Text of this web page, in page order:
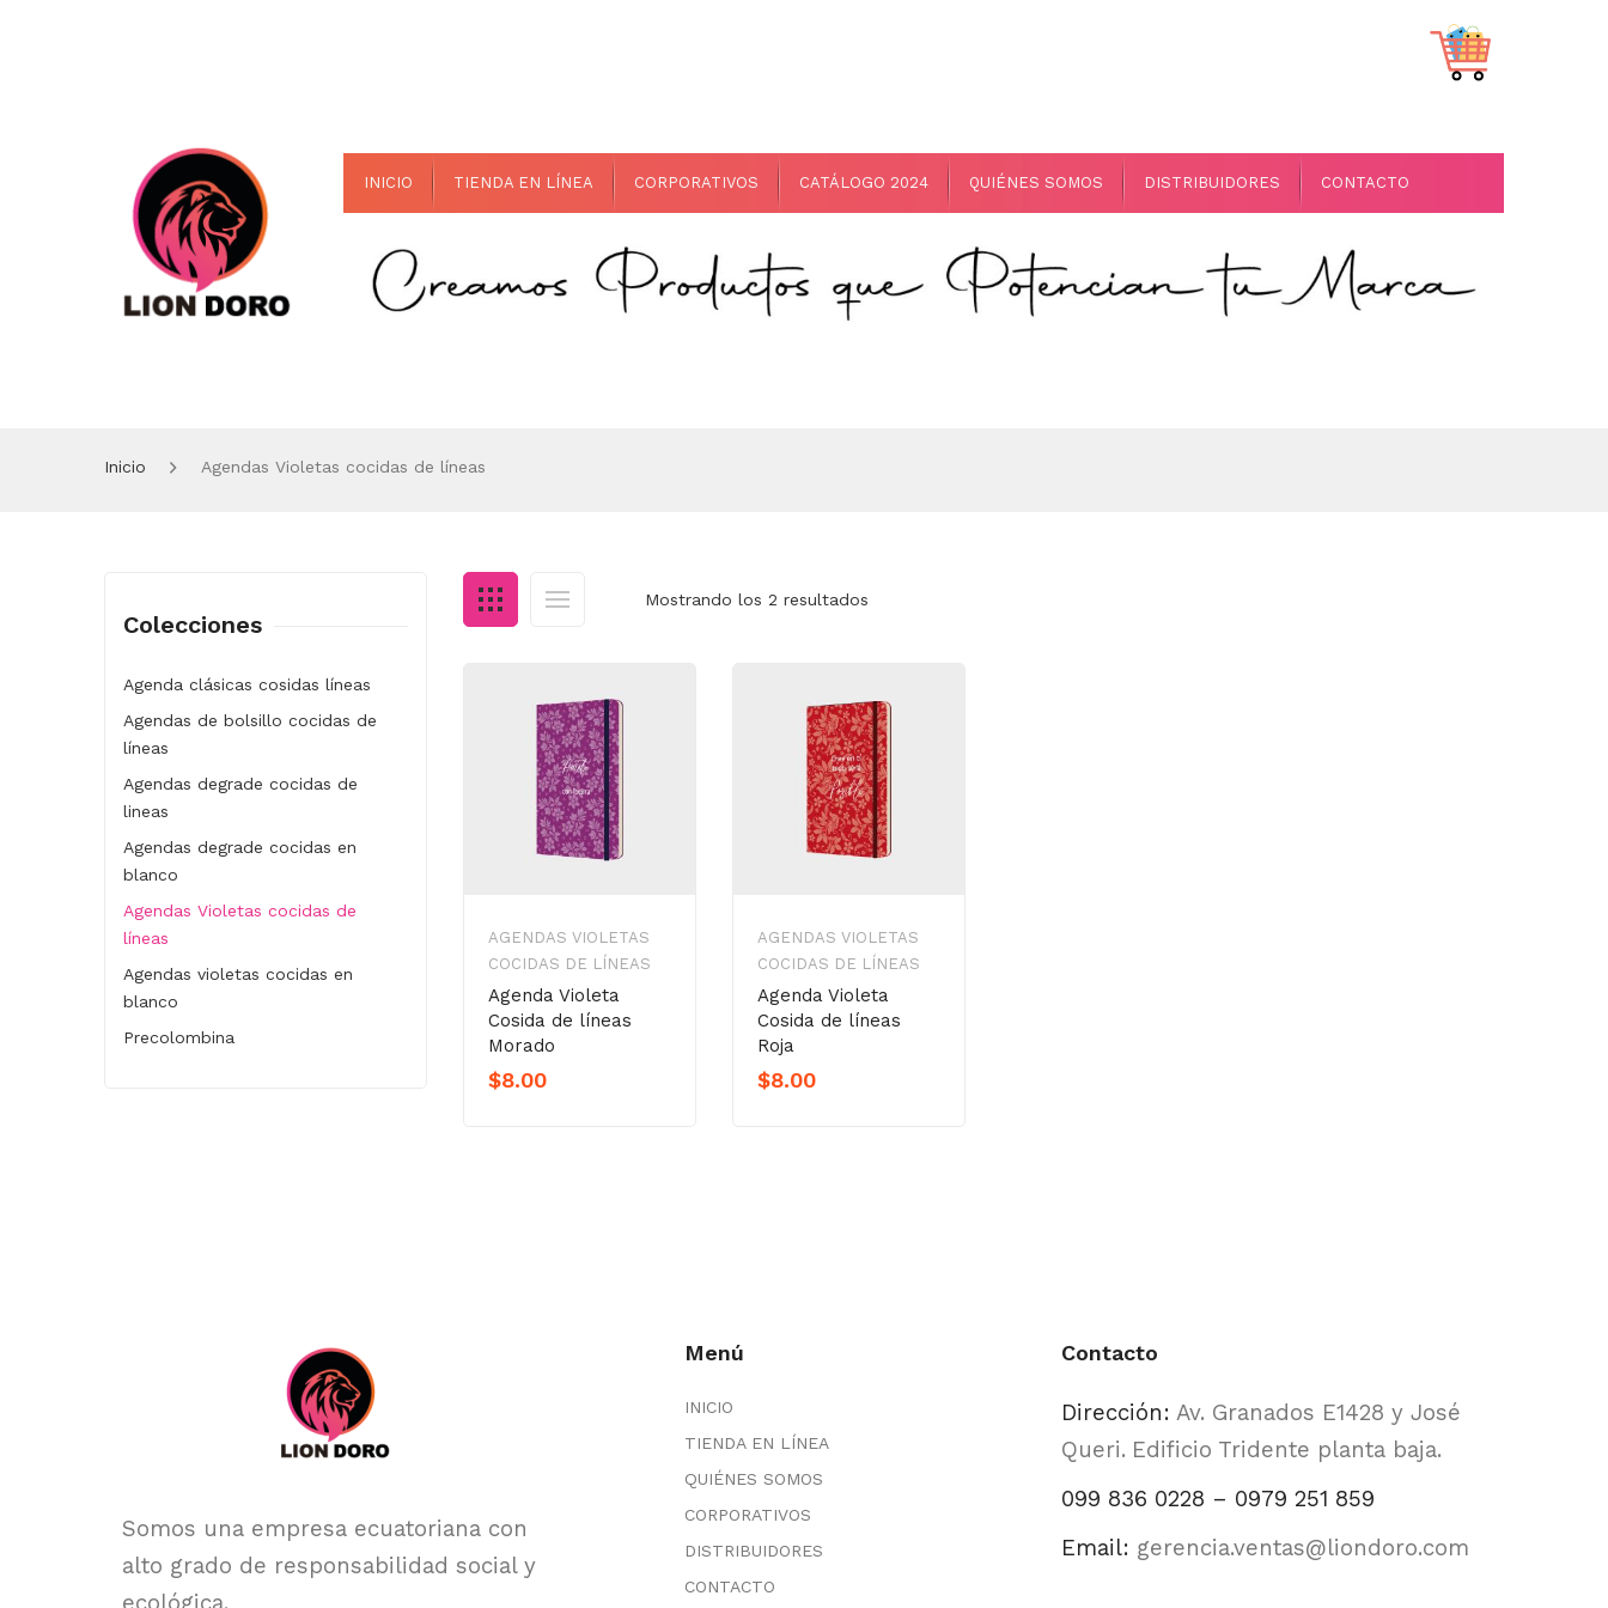
INICIO TIENDA EN LÍNEA CORPORATIVOS CATÁLOGO 2024 QUIÉNES SOMOS DISTRIBUIDORES CONTACTO
Inicio Agendas Violetas cocidas de líneas
Mostrando los 2 resultados
AGENDAS VIOLETAS
COCIDAS DE LÍNEAS
Agenda Violeta
Cosida de líneas
Morado
$8.00
AGENDAS VIOLETAS
COCIDAS DE LÍNEAS
Agenda Violeta
Cosida de líneas
Roja
$8.00
Colecciones
Agenda clásicas cosidas líneas
Agendas de bolsillo cocidas de
líneas
Agendas degrade cocidas de
lineas
Agendas degrade cocidas en
blanco
Agendas Violetas cocidas de
líneas
Agendas violetas cocidas en
blanco
Precolombina
Somos una empresa ecuatoriana con
alto grado de responsabilidad social y
Menú
INICIO
TIENDA EN LÍNEA
QUIÉNES SOMOS
CORPORATIVOS
DISTRIBUIDORES
CONTACTO
Contacto
Dirección: Av. Granados E1428 y José
Queri. Edificio Tridente planta baja.
099 836 0228 – 0979 251 859
Email: gerencia.ventas@liondoro.com